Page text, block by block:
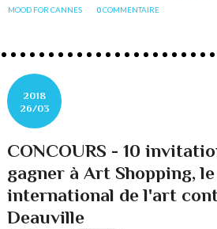
MOOD FOR CANNES
0COMMENTAIRE
2018
26/03
CONCOURS - 10
gagner à Art Shopping,
international de l'art
Deauville